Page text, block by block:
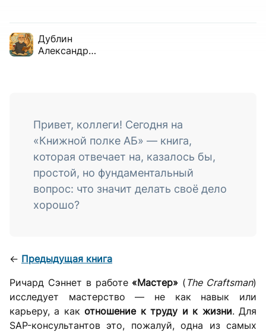
Дублин
Александр
Привет, коллеги! Сегодня на
«Книжной полке АБ» — книга,
которая отвечает на, казалось бы,
простой, но фундаментальный
вопрос: что значит делать своё дело
хорошо?
← Предыдущая книга
Ричард Сэннет в работе «Мастер» ( The Craftsman)
исследует мастерство — не как навык или
карьеру, а какотношение к труду и к жизни. Для
SAP-консультантов это, пожалуй, одна из самых